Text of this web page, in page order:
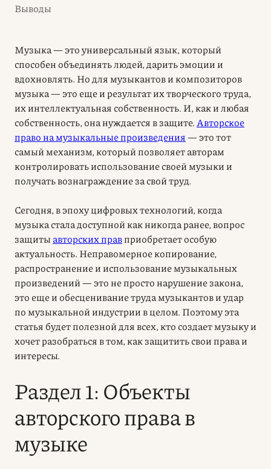
Выводы
Музыка — это универсальный язык, который
способен объединять людей, дарить эмоции и
вдохновлять. Но для музыкантов и композиторов
музыка — это еще и результат их творческого труда,
их интеллектуальная собственность. И, как и любая
собственность, она нуждается в защите. Авторское
право на музыкальные произведения— это тот
самый механизм, который позволяет авторам
контролировать использование своей музыки и
получать вознаграждение за свой труд.
Сегодня, в эпоху цифровых технологий, когда
музыка стала доступной как никогда ранее, вопрос
защиты авторских правприобретает особую
актуальность. Неправомерное копирование,
распространение и использование музыкальных
произведений — это не просто нарушение закона,
это еще и обесценивание труда музыкантов и удар
по музыкальной индустрии в целом. Поэтому эта
статья будет полезной для всех, кто создает музыку и
хочет разобраться в том, как защитить свои права и
интересы.
Раздел 1: Объекты
авторского права в
музыке